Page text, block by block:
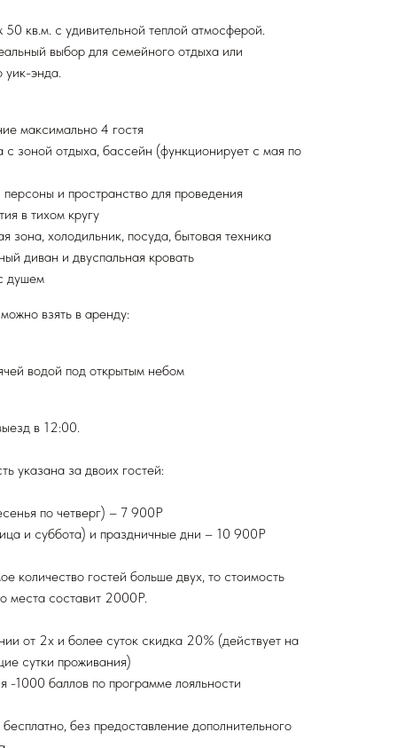
кв.м. с удивительной теплой атмосферой.
выбор для семейного отдыха или
уик-энда.
максимально 4 гостя
зоной отдыха, бассейн (функционирует с мая по
и пространство для проведения
в тихом кругу
зона, холодильник, посуда, бытовая техника
диван и двуспальная кровать
душем
взять в аренду:
водой под открытым небом
в 12:00.
указана за двоих гостей:
по четверг) – 7 900Р
и суббота) и праздничные дни – 10 900Р
количество гостей больше двух, то стоимость
места составит 2000Р.
от 2х и более суток скидка 20% (действует на
сутки проживания)
-1000 баллов по программе лояльности
без предоставление дополнительного